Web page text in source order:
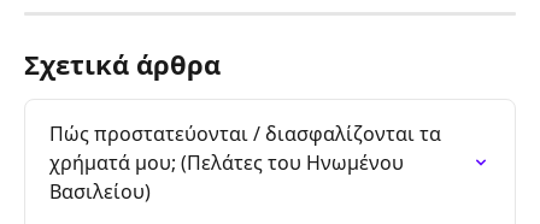
Σχετικά άρθρα
Πώς προστατεύονται / διασφαλίζονται τα
χρήματά μου; (Πελάτες του Ηνωμένου
Βασιλείου)